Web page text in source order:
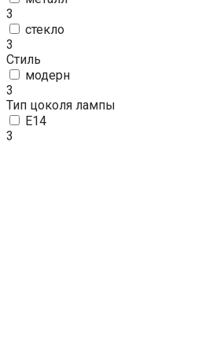
3
стекло
3
Стиль
модерн
3
Тип цоколя лампы
E14
3